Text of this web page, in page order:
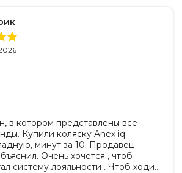
в котором представлены все
Купили коляску Anex iq
минут за 10. Продавец
хочется , чтоб
систему лояльности . Чтоб ходить